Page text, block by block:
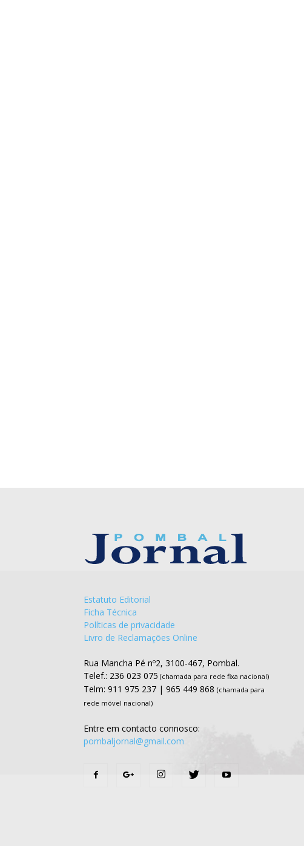
Estatuto Editorial
Ficha Técnica
Políticas de privacidade
Livro de Reclamações Online
Rua Mancha Pé nº2, 3100-467, Pombal.
Telef.: 236 023 075 (chamada para rede fixa nacional)
Telm: 911 975 237 | 965 449 868 (chamada para
rede móvel nacional)
Entre em contacto connosco:
pombaljornal@gmail.com